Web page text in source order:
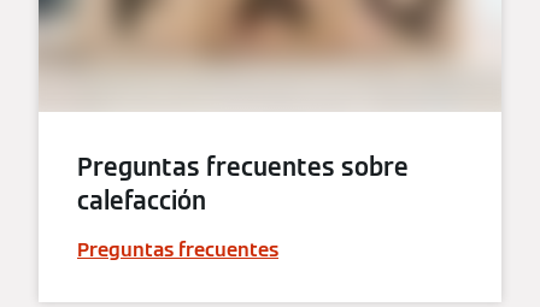
Preguntas frecuentes sobre
calefacción
Preguntas frecuentes